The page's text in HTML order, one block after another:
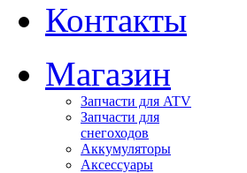
Контакты
Магазин
Запчасти для ATV
Запчасти для
снегоходов
Аккумуляторы
Аксессуары